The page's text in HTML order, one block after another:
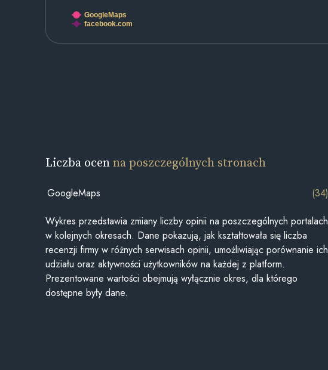
GoogleMaps
facebook.com
Liczba ocenna poszczególnych stronach
GoogleMaps (34)
Wykres przedstawia zmiany liczby opinii na poszczególnych portalach
w kolejnych okresach. Dane pokazują, jak kształtowała się liczba
recenzji firmy w różnych serwisach opinii, umożliwiając porównanie ich
udziału oraz aktywności użytkowników na każdej z platform.
Prezentowane wartości obejmują wyłącznie okres, dla którego
dostępne były dane.